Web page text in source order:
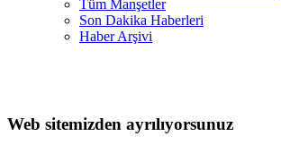
Tüm Manşetler
Son Dakika Haberleri
Haber Arşivi
Web sitemizden ayrılıyorsunuz